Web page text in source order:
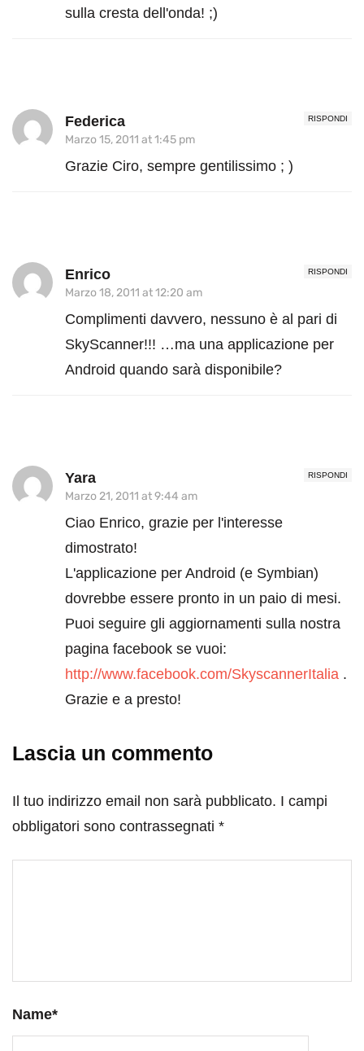
sulla cresta dell'onda! ;)
RISPONDI
Federica
Marzo 15, 2011 at 1:45 pm
Grazie Ciro, sempre gentilissimo ; )
RISPONDI
Enrico
Marzo 18, 2011 at 12:20 am
Complimenti davvero, nessuno è al pari di
SkyScanner!!! …ma una applicazione per
Android quando sarà disponibile?
RISPONDI
Yara
Marzo 21, 2011 at 9:44 am
Ciao Enrico, grazie per l'interesse
dimostrato!
L'applicazione per Android (e Symbian)
dovrebbe essere pronto in un paio di mesi.
Puoi seguire gli aggiornamenti sulla nostra
pagina facebook se vuoi:
http://www.facebook.com/SkyscannerItalia .
Grazie e a presto!
Lascia un commento
Il tuo indirizzo email non sarà pubblicato. I campi
obbligatori sono contrassegnati *
Name*